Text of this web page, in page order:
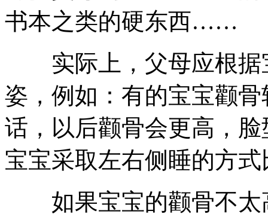
书本之类的硬东西……
实际上，父母应根据
姿，例如：有的宝宝颧
话，以后颧骨会更高，
宝宝采取左右侧睡的方
如果宝宝的颧骨不太